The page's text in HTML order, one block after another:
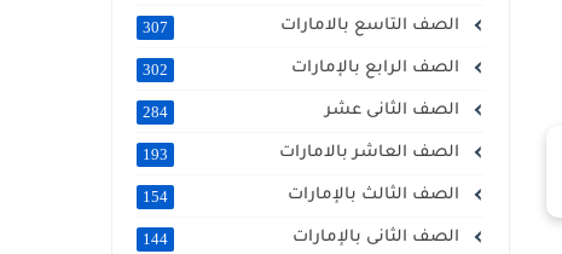
الصف التاسع بالامارات 307
الصف الرابع بالإمارات 302
الصف الثانى عشر 284
الصف العاشر بالامارات 193
الصف الثالث بالإمارات 154
الصف الثانى بالإمارات 144